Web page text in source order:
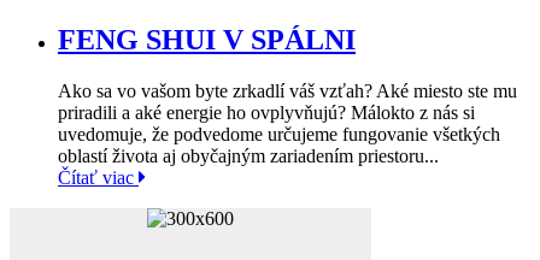
FENG SHUI V SPÁLNI
Ako sa vo vašom byte zrkadlí váš vzťah? Aké miesto ste mu
priradili a aké energie ho ovplyvňujú? Málokto z nás si
uvedomuje, že podvedome určujeme fungovanie všetkých
oblastí života aj obyčajným zariadením priestoru...
Čítať viac